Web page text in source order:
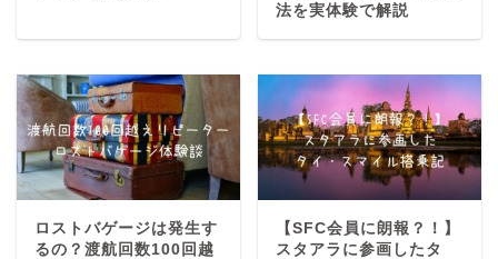
法を実体験で解説
ロストバゲージは発生す
るの？渡航回数100回越
【SFC会員に朗報？！】
スタアラに参画したタ